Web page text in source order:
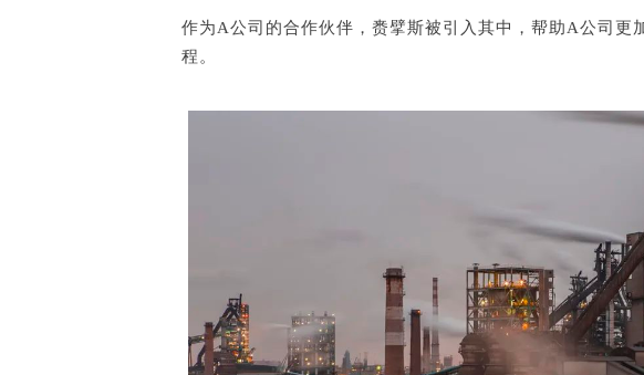
作为A公司的合作伙伴，赉擘斯被引入其中，帮助A公司更
程。